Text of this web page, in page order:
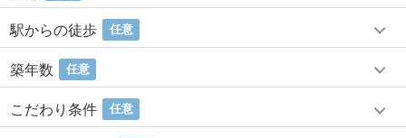
駅からの徒歩 任意
築年数 任意
こだわり条件 任意